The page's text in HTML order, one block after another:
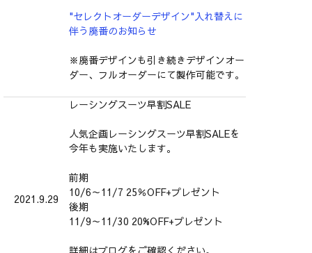
"セレクトオーダーデザイン"入れ替えに
伴う廃番のお知らせ
※廃番デザインも引き続きデザインオー
ダー、フルオーダーにて製作可能です。
2021.9.29
レーシングスーツ早割SALE
人気企画レーシングスーツ早割SALEを
今年も実施いたします。
前期
10/6～11/7 25％OFF+プレゼント
後期
11/9～11/30 20%OFF+プレゼント
詳細はブログをご確認ください。